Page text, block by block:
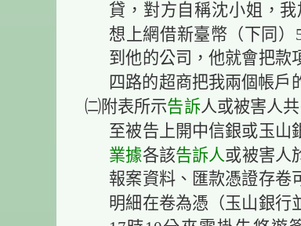
貸，對方自稱沈小姐，
想上網借新臺幣（下同
到他的公司，他就會把款
四路的超商把我兩個帳戶
㈡附表所示告訴人或被害人
至被告上開中信銀或玉山
業據各該告訴人或被害人
報案資料、匯款憑證存卷
明細在卷為憑（玉山銀行